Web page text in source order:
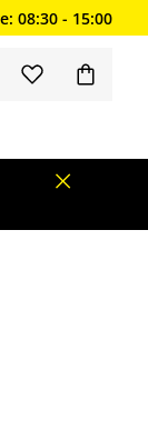
08:30 - 15:00